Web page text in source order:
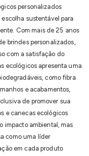
personalizados
sustentável para
Com mais de 25 anos
brindes personalizados,
com a satisfação do
ecológicos apresenta uma
como fibra
e acabamentos,
de promover sua
e canecas ecológicos
impacto ambiental, mas
como uma líder
em cada produto